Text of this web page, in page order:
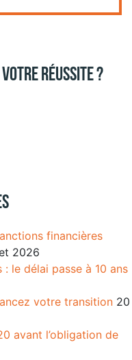
réussite ?
financières
2026
le délai passe à 10 ans
votre transition 20
avant l’obligation de